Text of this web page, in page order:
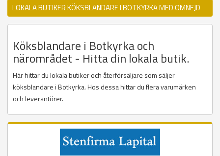
LOKALA BUTIKER KÖKSBLANDARE I BOTKYRKA MED OMNEJD
Köksblandare i Botkyrka och
närområdet - Hitta din lokala butik.
Här hittar du lokala butiker och återförsäljare som säljer
köksblandare i Botkyrka. Hos dessa hittar du flera varumärken
och leverantörer.